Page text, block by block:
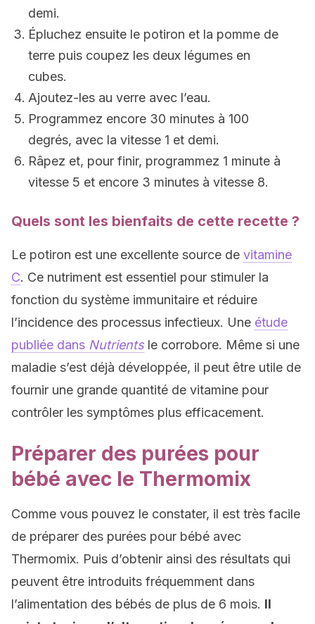
demi.
Épluchez ensuite le potiron et la pomme de
terre puis coupez les deux légumes en
cubes.
Ajoutez-les au verre avec l’eau.
Programmez encore 30 minutes à 100
degrés, avec la vitesse 1 et demi.
Râpez et, pour finir, programmez 1 minute à
vitesse 5 et encore 3 minutes à vitesse 8.
Quels sont les bienfaits de cette recette ?
Le potiron est une excellente source de vitamine
C. Ce nutriment est essentiel pour stimuler la
fonction du système immunitaire et réduire
l’incidence des processus infectieux. Une étude
publiée dans Nutrients le corrobore. Même si une
maladie s’est déjà développée, il peut être utile de
fournir une grande quantité de vitamine pour
contrôler les symptômes plus efficacement.
Préparer des purées pour
bébé avec le Thermomix
Comme vous pouvez le constater, il est très facile
de préparer des purées pour bébé avec
Thermomix. Puis d’obtenir ainsi des résultats qui
peuvent être introduits fréquemment dans
l’alimentation des bébés de plus de 6 mois. Il